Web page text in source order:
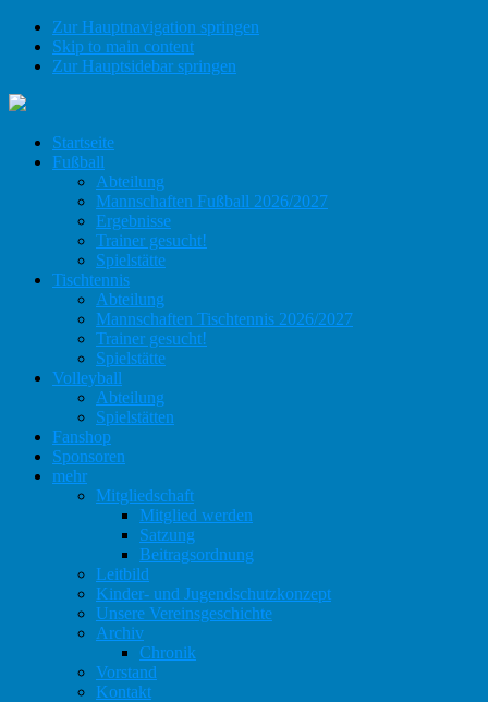
Zur Hauptnavigation springen
Skip to main content
Zur Hauptsidebar springen
Startseite
Fußball
Abteilung
Mannschaften Fußball 2026/2027
Ergebnisse
Trainer gesucht!
Spielstätte
Tischtennis
Abteilung
Mannschaften Tischtennis 2026/2027
Trainer gesucht!
Spielstätte
Volleyball
Abteilung
Spielstätten
Fanshop
Sponsoren
mehr
Mitgliedschaft
Mitglied werden
Satzung
Beitragsordnung
Leitbild
Kinder- und Jugendschutzkonzept
Unsere Vereinsgeschichte
Archiv
Chronik
Vorstand
Kontakt